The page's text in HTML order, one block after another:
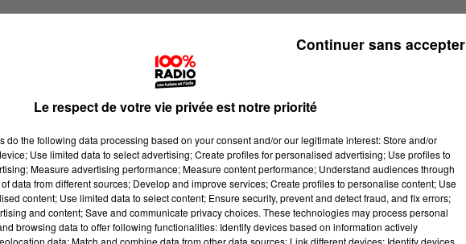
Le respect de votre vie privée est notre priorité
do the following data processing based on your consent and/or our legitimate interest: Store and/or
Use limited data to select advertising; Create profiles for personalised advertising; Use profiles to
Measure advertising performance; Measure content performance; Understand audiences through
data from different sources; Develop and improve services; Create profiles to personalise content; Use
content; Use limited data to select content; Ensure security, prevent and detect fraud, and fix errors;
and content; Save and communicate privacy choices. These technologies may process personal
browsing data to offer following functionalities: Identify devices based on information actively
data; Match and combine data from other data sources; Link different devices; Identify devices
Continuer sans accepter